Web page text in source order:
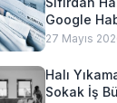
Google
Geliri
27 Mayıs
Halı
Sokak İş